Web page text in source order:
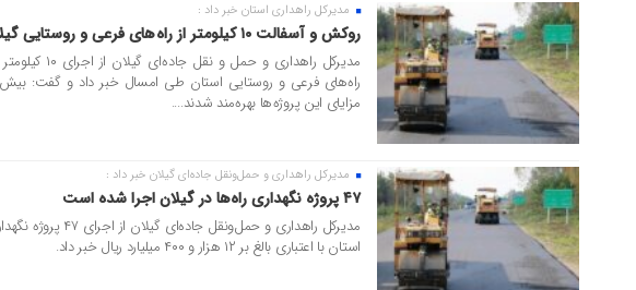
۱۷ اردیبهشت ۱۴۰۵
مدیرکل راهداری استان خبر داد :
روکش و آسفالت ۱۰ کیلومتر از راه های فرعی و روستایی گیلان
مدیرکل راهداری و
مزایای این پروژه ها بهره‌مند شدند....
۰۵ اردیبهشت ۱۴۰۵
مدیرکل راهداری و حمل‌ونقل جاده‌ای گیلان خبر داد :
۴۷ پروژه نگهداری راه‌ها در گیلان اجرا شده است
مدیرکل راهداری و حمل‌ونقل
استان با اعتباری بالغ بر ۱۲ هزار و ۴۰۰ میلیارد ریال خبر داد.